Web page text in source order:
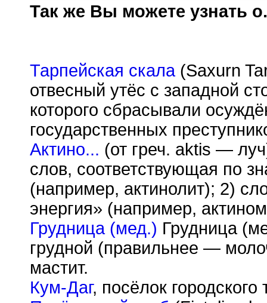
Так же Вы можете узнать
Тарпейская скала(Saxurn
отвесный утёс с западной
которого сбрасывали
государственных
Актино... (от греч. aktis —
слов, соответствующая по
(например, актинолит); 2)
энергия» (например,
Грудница (мед.) Грудница
грудной (правильнее —
мастит.
Кум-Даг, посёлок